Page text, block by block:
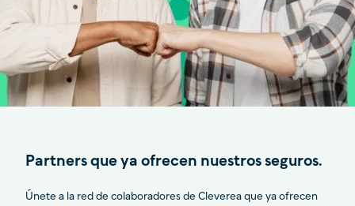
Partners que ya ofrecen nuestros seguros.
Únete a la red de colaboradores de Cleverea que ya ofrecen